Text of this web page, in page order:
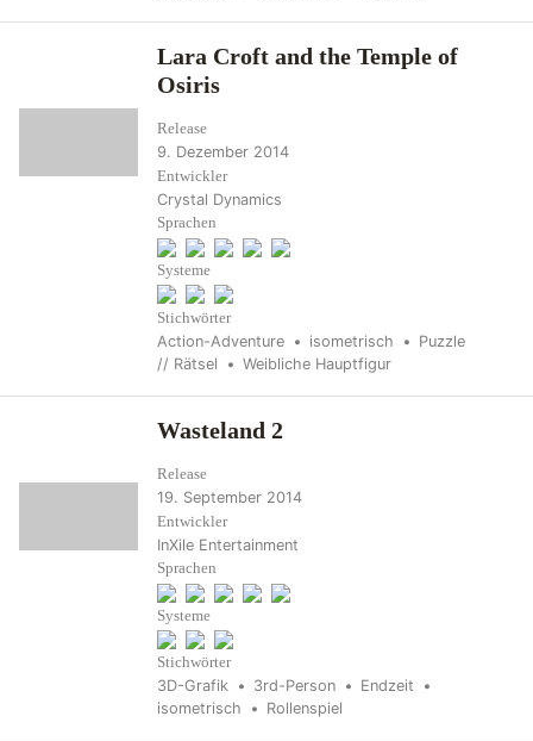
Lara Croft and the Temple of
Osiris
Release
9. Dezember 2014
Entwickler
Crystal Dynamics
Sprachen
Systeme
Stichwörter
Action-Adventure isometrisch
Puzzle
// Rätsel
Weibliche Hauptfigur
Wasteland 2
Release
19. September 2014
Entwickler
InXile Entertainment
Sprachen
Systeme
Stichwörter
3D-Grafik 3rd-Person
Endzeit
isometrisch
Rollenspiel